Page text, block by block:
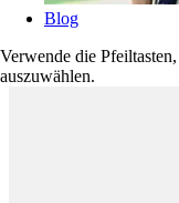
Blog
Verwende die
auszuwählen.